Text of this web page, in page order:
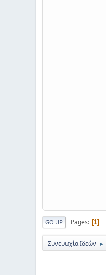
GO UP Pages 1
Συνευωχία Ιδεών ►